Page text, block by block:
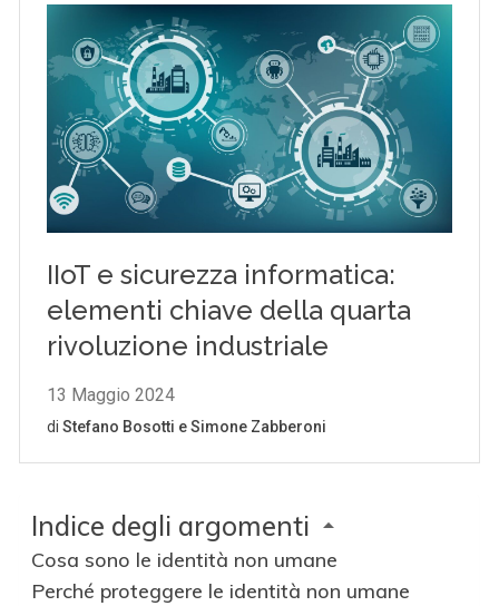
Indice degli argomenti
Cosa sono le identità non umane
Perché proteggere le identità non umane